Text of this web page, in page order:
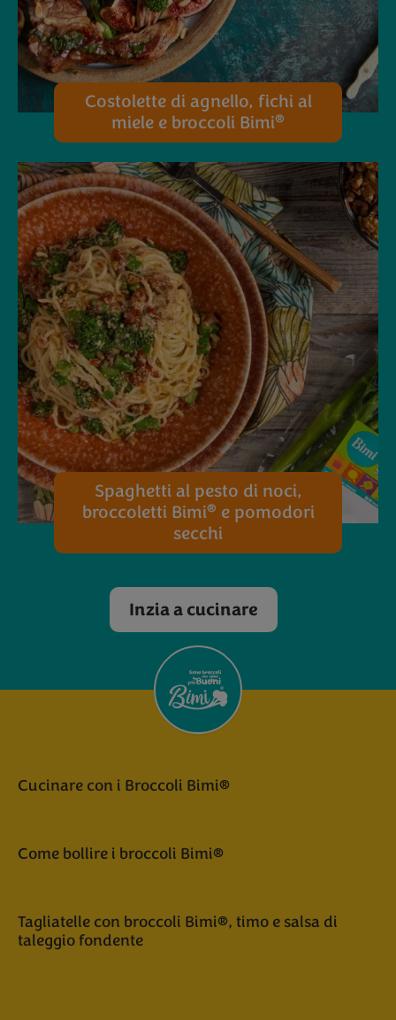
Costolette di agnello, fichi al
miele e broccoli Bimi®
Spaghetti al pesto di noci,
broccoletti Bimi® e pomodori
secchi
Inzia a cucinare
Cucinare con i Broccoli Bimi®
Come bollire i broccoli Bimi®
Tagliatelle con broccoli Bimi®, timo e salsa di
taleggio fondente